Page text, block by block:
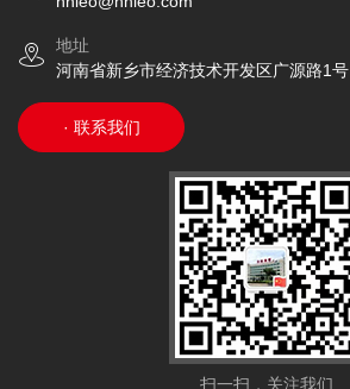
地址
河南省新乡市经济技术开发区广源路1号
· 联系我们
扫一扫，关注我们